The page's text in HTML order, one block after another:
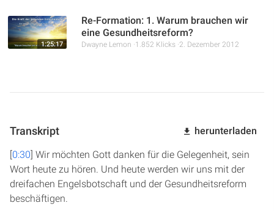
1:25:17
Re-Formation: 1. Warum brauchen wir
eine Gesundheitsreform?
Dwayne Lemon 1.852 Klicks 2. Dezember 2012
Transkript herunterladen
[0:30] Wir möchten Gott danken für die Gelegenheit, sein
Wort heute zu hören. Und heute werden wir uns mit der
dreifachen Engelsbotschaft und der Gesundheitsreform
beschäftigen.